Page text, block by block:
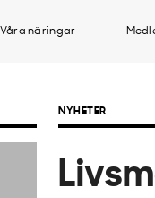
Våra näringar
NYHETER